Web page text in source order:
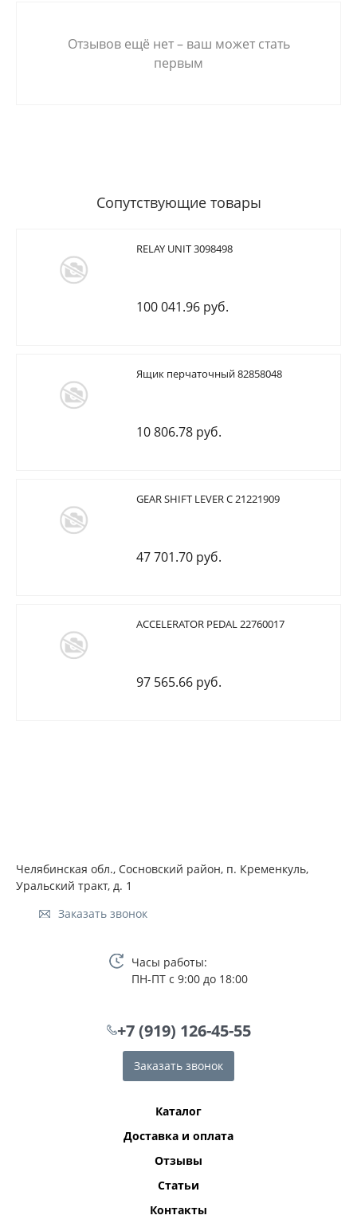
Отзывов ещё нет – ваш может стать
первым
Сопутствующие товары
RELAY UNIT 3098498
100 041.96 руб.
Ящик перчаточный 82858048
10 806.78 руб.
GEAR SHIFT LEVER C 21221909
47 701.70 руб.
ACCELERATOR PEDAL 22760017
97 565.66 руб.
Челябинская обл., Сосновский район, п. Кременкуль,
Уральский тракт, д. 1
Заказать звонок
Часы работы:
ПН-ПТ с 9:00 до 18:00
+7 (919) 126-45-55
Заказать звонок
Каталог
Доставка и оплата
Отзывы
Статьи
Контакты